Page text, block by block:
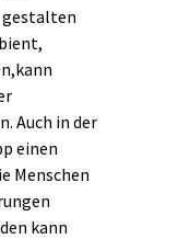
gestalten
Auch in der
einen
Menschen
kann